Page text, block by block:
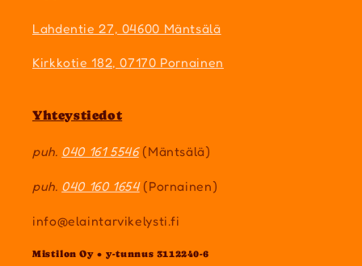
Lahdentie 27, 04600 Mäntsälä
Kirkkotie 182, 07170 Pornainen
Yhteystiedot
puh. 040 161 5546(Mäntsälä)
puh. 040 160 1654(Pornainen)
info@elaintarvikelysti.fi
Mistilon Oy • y-tunnus 3112240-6